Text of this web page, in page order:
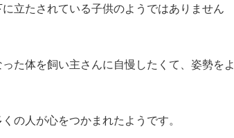
立たされている子供のようではありません
た体を飼い主さんに自慢したくて、姿勢をよ
の人が心をつかまれたようです。